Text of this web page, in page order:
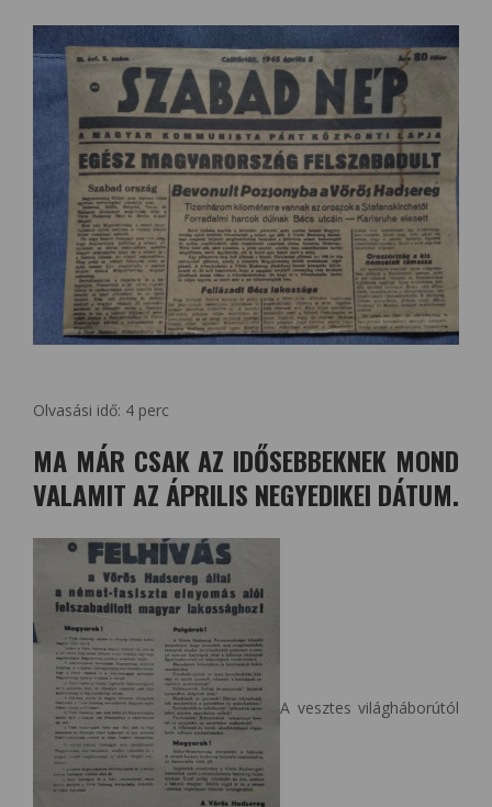
Olvasási idő: 4 perc
MA MÁR CSAK AZ IDŐSEBBEKNEK MOND
VALAMIT AZ ÁPRILIS NEGYEDIKEI DÁTUM.
A vesztes világháborútól